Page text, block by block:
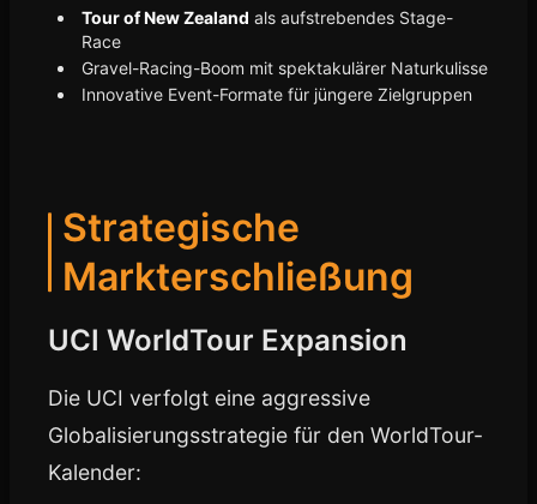
Tour of New Zealand als aufstrebendes Stage-
Race
Gravel-Racing-Boom mit spektakulärer Naturkulisse
Innovative Event-Formate für jüngere Zielgruppen
Strategische
Markterschließung
UCI WorldTour Expansion
Die UCI verfolgt eine aggressive
Globalisierungsstrategie für den WorldTour-
Kalender: